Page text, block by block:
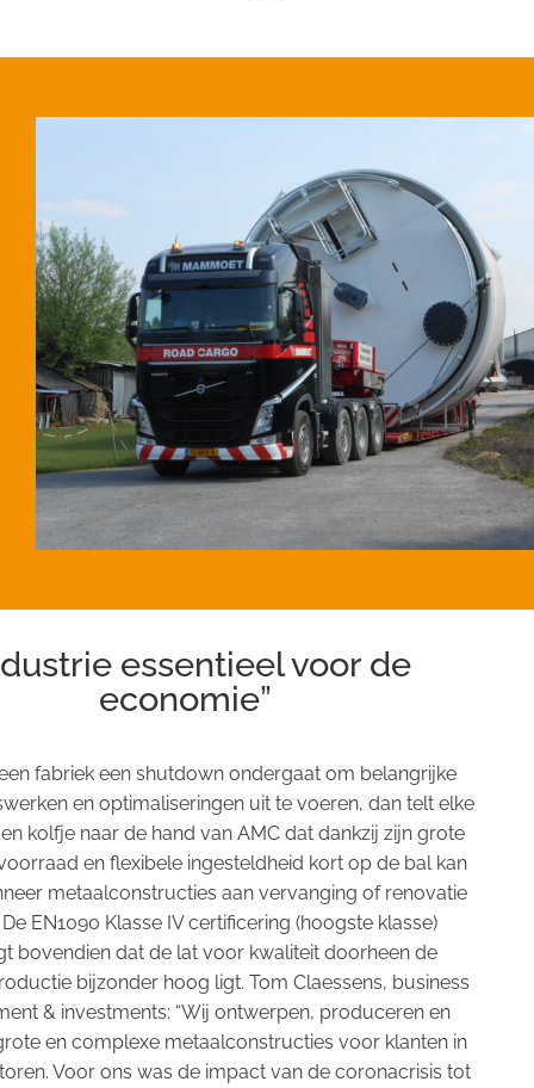
essentieel voor de
economie”
fabriek een shutdown ondergaat om belangrijke
en optimaliseringen uit te voeren, dan telt elke
kolfje naar de hand van AMC dat dankzij zijn grote
en flexibele ingesteldheid kort op de bal kan
metaalconstructies aan vervanging of renovatie
EN1090 Klasse IV certificering (hoogste klasse)
bovendien dat de lat voor kwaliteit doorheen de
bijzonder hoog ligt. Tom Claessens, business
& investments: “Wij ontwerpen, produceren en
en complexe metaalconstructies voor klanten in
Voor ons was de impact van de coronacrisis tot